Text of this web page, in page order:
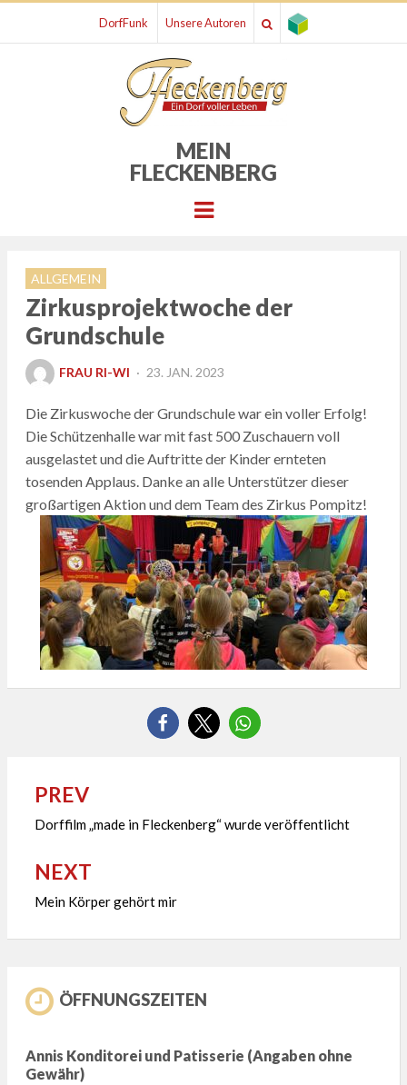
DorfFunk Unsere Autoren
MEIN
FLECKENBERG
Menu
ALLGEMEIN
Zirkusprojektwoche der
Grundschule
FRAU RI-WI
POSTED
23. JAN. 2023
Die Zirkuswoche der Grundschule war ein voller Erfolg!
Die Schützenhalle war mit fast 500 Zuschauern voll
ausgelastet und die Auftritte der Kinder ernteten
tosenden Applaus. Danke an alle Unterstützer dieser
großartigen Aktion und dem Team des Zirkus Pompitz!
Beitragsnavigation
PREV
Dorffilm „made in Fleckenberg“ wurde veröffentlicht
NEXT
Mein Körper gehört mir
ÖFFNUNGSZEITEN
Annis Konditorei und Patisserie (Angaben ohne
Gewähr)